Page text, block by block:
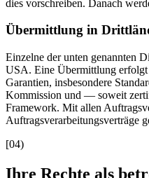
dies vorschreiben. Danach
Übermittlung in
Einzelne der unten genannten
USA. Eine Übermittlung
Garantien, insbesondere
Kommission und — soweit
Framework. Mit allen
Auftragsverarbeitungsverträge
[04)
Ihre Rechte als